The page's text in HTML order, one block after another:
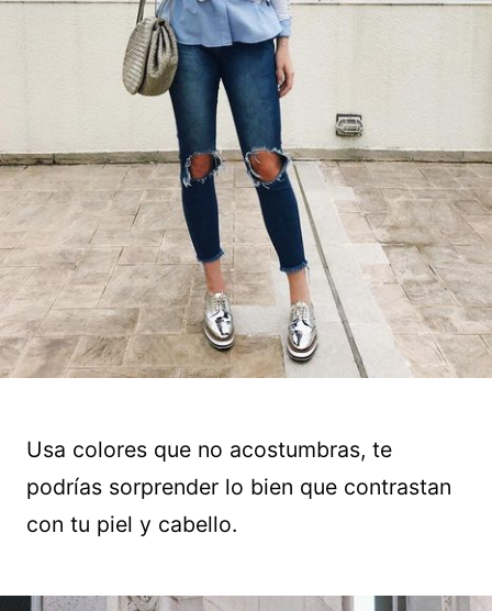
Usa colores que no acostumbras, te
podrías sorprender lo bien que contrastan
con tu piel y cabello.